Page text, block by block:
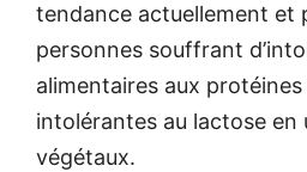
tendance actuellement et
personnes souffrant
alimentaires aux
intolérantes au lactose en
végétaux.